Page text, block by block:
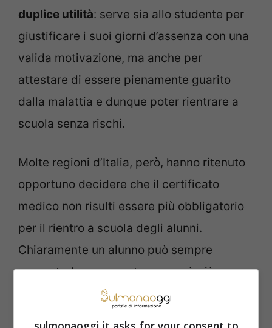
duplice utilità: serve sia allo studente per
giustificare i suoi giorni d’assenza con una
valida motivazione, ma anche per
attestare di essere pienamente guarito
dalla malattia e dunque poter rientrare a
scuola senza rischi.
Molte regioni d’Italia, però, hanno ritenuto
opportuno decidere che il certificato
medico non risulti essere più obbligatorio
per il rientro a scuola degli alunni.
Chiaramente un alunno può sempre
presentarlo, ma questo non sarà più
richiesto dai professori o dal coordinatore